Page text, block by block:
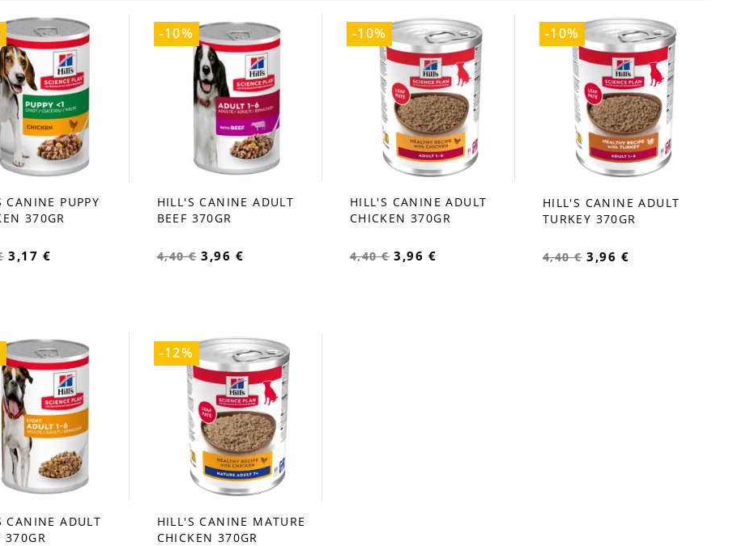
CANINE PUPPY
370GR
3,17 €
favorite_border
HILL'S CANINE ADULT
BEEF 370GR
4,40 € 3,96 €
-10%
favorite_border
HILL'S CANINE ADULT
CHICKEN 370GR
4,40 € 3,96 €
-10%
favorite_border
HILL'S CANINE ADULT
TURKEY 370GR
4,40 € 3,96 €
-10%
CANINE ADULT
370GR
favorite_border
HILL'S CANINE MATURE
CHICKEN 370GR
-12%